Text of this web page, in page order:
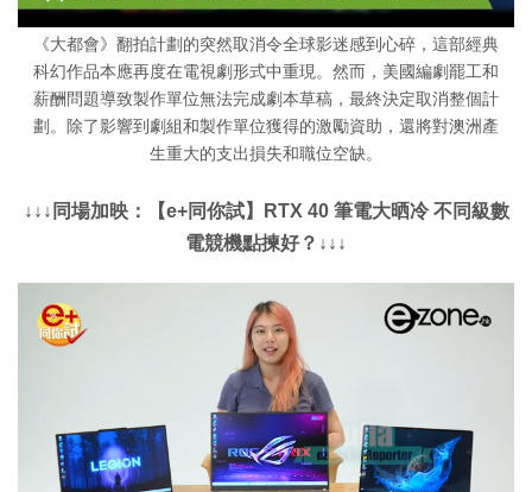
《大都會》翻拍計劃的突然取消令全球影迷感到心碎，這部經典
科幻作品本應再度在電視劇形式中重現。然而，美國編劇罷工和
薪酬問題導致製作單位無法完成劇本草稿，最終決定取消整個計
劃。除了影響到劇組和製作單位獲得的激勵資助，還將對澳洲產
生重大的支出損失和職位空缺。
↓↓↓同場加映：【e+同你試】RTX 40 筆電大晒冷 不同級數
電競機點揀好？↓↓↓